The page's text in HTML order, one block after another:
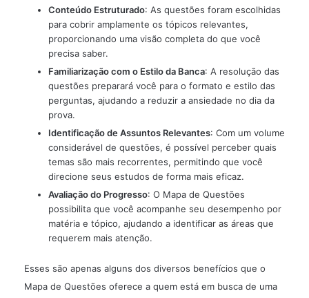
Conteúdo Estruturado: As questões foram escolhidas
para cobrir amplamente os tópicos relevantes,
proporcionando uma visão completa do que você
precisa saber.
Familiarização com o Estilo da Banca: A resolução das
questões preparará você para o formato e estilo das
perguntas, ajudando a reduzir a ansiedade no dia da
prova.
Identificação de Assuntos Relevantes: Com um volume
considerável de questões, é possível perceber quais
temas são mais recorrentes, permitindo que você
direcione seus estudos de forma mais eficaz.
Avaliação do Progresso: O Mapa de Questões
possibilita que você acompanhe seu desempenho por
matéria e tópico, ajudando a identificar as áreas que
requerem mais atenção.
Esses são apenas alguns dos diversos benefícios que o
Mapa de Questões oferece a quem está em busca de uma